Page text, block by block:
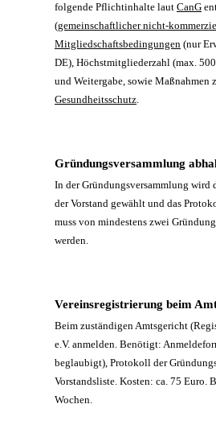
folgende Pflichtinhalte laut CanG
(gemeinschaftlicher nicht-
Mitgliedschaftsbedingungen (nur
DE), Höchstmitgliederzahl (max.
und Weitergabe, sowie Maßnahmen
Gesundheitsschutz.
Gründungsversammlung
In der Gründungsversammlung wird
der Vorstand gewählt und das
muss von mindestens zwei
werden.
Vereinsregistrierung beim
Beim zuständigen Amtsgericht
e.V. anmelden. Benötigt:
beglaubigt), Protokoll der
Vorstandsliste. Kosten: ca. 75 Euro.
Wochen.